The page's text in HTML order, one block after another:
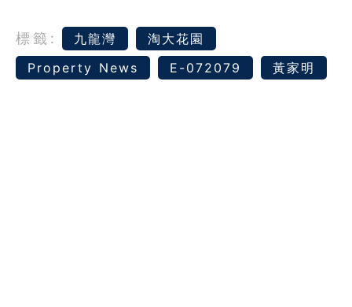
標籤: 九龍灣
淘大花園
Property News
E-072079 黃家明